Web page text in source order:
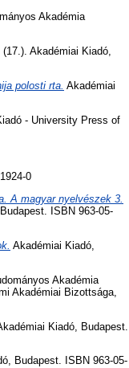
Akadémia
Akadémiai Kiadó,
polosti rta. Akadémiai
- University Press of
0
A magyar nyelvészek 3.
ISBN 963-05-
Akadémiai Kiadó,
Akadémia
Akadémiai Bizottsága,
Kiadó, Budapest.
Budapest. ISBN 963-05-